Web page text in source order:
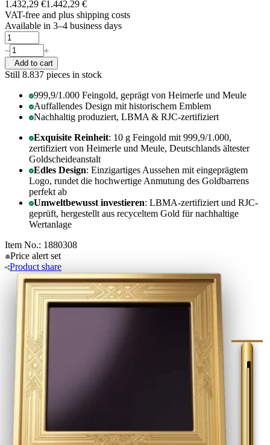
1.432,29 €1.442,29 €
VAT-free and plus shipping costs
Available in 3–4 business days
Add to cart
Still 8.837 pieces in stock
999,9/1.000 Feingold, geprägt von Heimerle und Meule
Auffallendes Design mit historischem Emblem
Nachhaltig produziert, LBMA & RJC-zertifiziert
Exquisite Reinheit: 10 g Feingold mit 999,9/1.000,
zertifiziert von Heimerle und Meule, Deutschlands ältester
Goldscheideanstalt
Edles Design: Einzigartiges Aussehen mit eingeprägtem
Logo, rundet die hochwertige Anmutung des Goldbarrens
perfekt ab
Umweltbewusst investieren: LBMA-zertifiziert und RJC-
geprüft, hergestellt aus recyceltem Gold für nachhaltige
Wertanlage
Item No.: 1880308
Price alert set
Product share